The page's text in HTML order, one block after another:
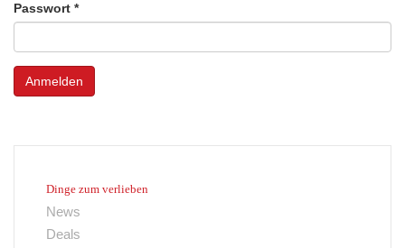
Passwort *
Anmelden
Dinge zum verlieben
News
Deals